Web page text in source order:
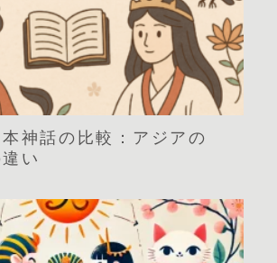
神話の比較：アジアの
い